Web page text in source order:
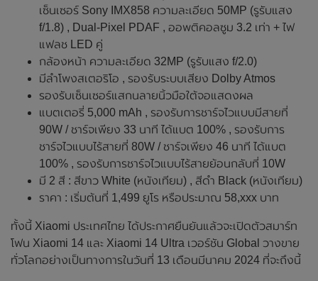
เซ็นเซอร์ Sony IMX858 ความละเอียด 50MP (รูรับแสง
f/1.8) , Dual-Pixel PDAF , ออพติคอลซูม 3.2 เท่า + ไฟ
แฟลช LED คู่
กล้องหน้า ความละเอียด 32MP (รูรับแสง f/2.0)
มีลำโพงสเตอริโอ , รองรับระบบเสียง Dolby Atmos
รองรับเซ็นเซอร์แสกนลายนิ้วมือใต้จอแสดงผล
แบตเตอรี่ 5,000 mAh , รองรับการชาร์จไวแบบมีสายที่
90W / ชาร์จเพียง 33 นาที ได้แบต 100% , รองรับการ
ชาร์จไวแบบไร้สายที่ 80W / ชาร์จเพียง 46 นาที ได้แบต
100% , รองรับการชาร์จไวแบบไร้สายย้อนกลับที่ 10W
มี 2 สี : สีขาว White (หนังเทียม) , สีดำ Black (หนังเทียม)
ราคา : เริ่มต้นที่ 1,499 ยูโร หรือประมาณ 58,xxx บาท
ทั้งนี้ Xiaomi ประเทศไทย ได้ประกาศยืนยันแล้วจะเปิดตัวสมาร์ท
โฟน Xiaomi 14 และ Xiaomi 14 Ultra เวอร์ชัน Global วางขาย
ทั่วโลกอย่างเป็นทางการในวันที่ 13 เดือนมีนาคม 2024 ที่จะถึงนี้